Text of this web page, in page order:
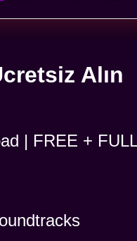
Alın
| FREE +